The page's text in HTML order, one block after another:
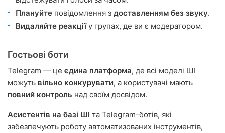
Плануйте повідомлення з доставленням без звуку.
Видаляйте реакціїу групах, де ви є модератором.
Гостьові боти
Telegram — це єдина платформа, де всі моделі ШІ
можуть вільно конкурувати, а користувачі мають
повний контроль над своїм досвідом.
Асистентів на базі ШІ та Telegram-ботів, які
забезпечують роботу автоматизованих інструментів,